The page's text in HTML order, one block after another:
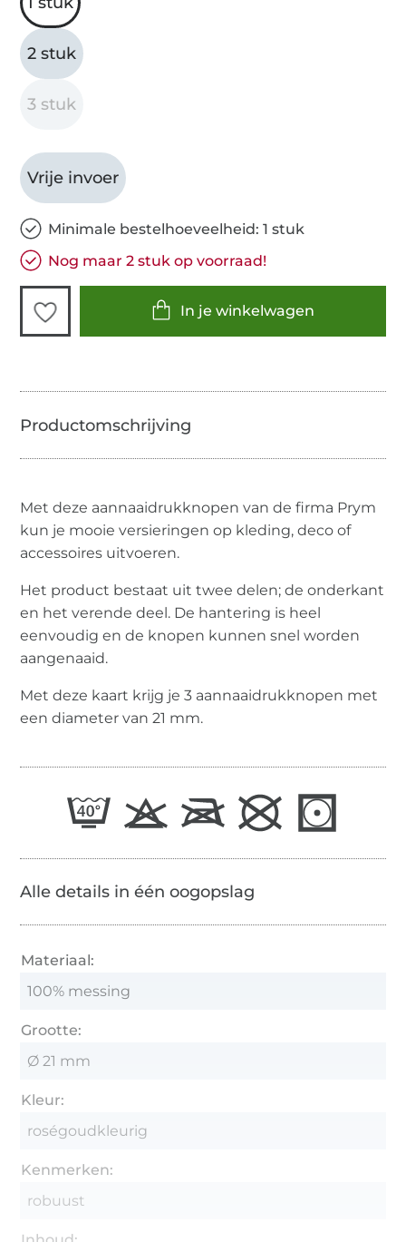
2 stuk
3 stuk
Vrije invoer
Minimale bestelhoeveelheid: 1 stuk
Nog maar 2 stuk op voorraad!
In je winkelwagen
Met deze aannaaidrukknopen van de firma Prym
kun je mooie versieringen op kleding, deco of
accessoires uitvoeren.
Het product bestaat uit twee delen; de onderkant
en het verende deel. De hantering is heel
eenvoudig en de knopen kunnen snel worden
aangenaaid.
Met deze kaart krijg je 3 aannaaidrukknopen met
een diameter van 21 mm.
Alle details in één oogopslag
Materiaal:
100% messing
Grootte:
Ø 21 mm
Kleur:
roségoudkleurig
Kenmerken:
robuust